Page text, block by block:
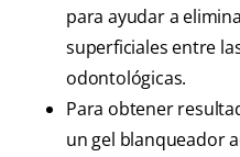
para ayudar a
superficiales entre
odontológicas.
Para obtener
un gel blanqueador